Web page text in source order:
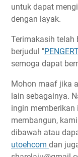
untuk dapat
dengan layak.
Terimakasih telah
berjudul "
semoga dapat
Mohon maaf jika
lain sebagainya.
ingin memberikan
membangun,
dibawah atau
utoehcom dan